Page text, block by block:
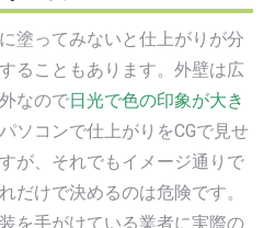
塗ってみないと仕上がりが分
ることもあります。外壁は広
なので日光で色の印象が大き
ソコンで仕上がりをCGで見せ
が、それでもイメージ通りで
だけで決めるのは危険です。
を手がけている業者に実際の